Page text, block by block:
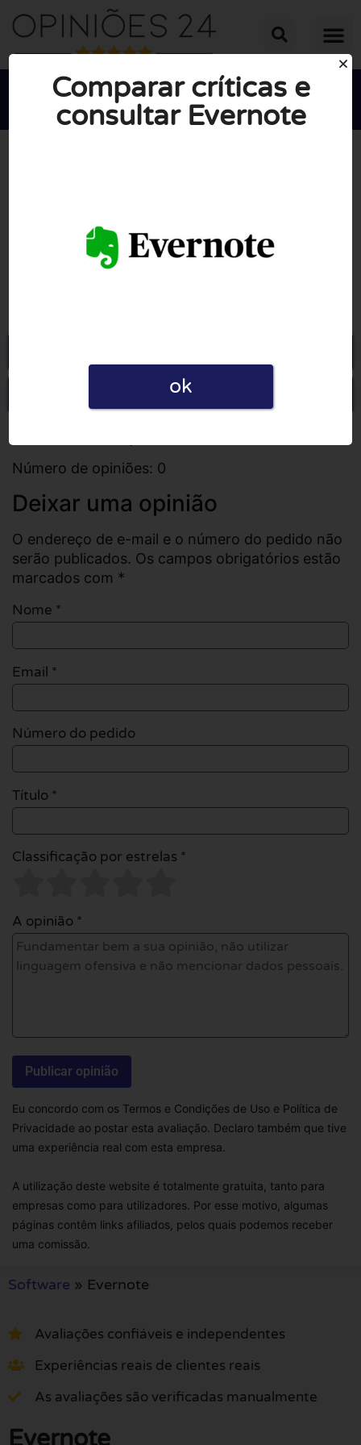
 
Escrever uma opinião
Número de opiniões: 0
Deixar uma opinião
O endereço de e-mail e o número do pedido não
serão publicados. Os campos obrigatórios estão
marcados com *
Nome *
Email *
Número do pedido
Título *
Classificação por estrelas *
A opinião *
Eu concordo com os Termos e Condições de Uso e Política de
Privacidade ao postar esta avaliação. Declaro também que tive
uma experiência real com esta empresa.
A utilização deste website é totalmente gratuita, tanto para
empresas como para utilizadores. Por esse motivo, algumas
páginas contêm links afiliados, pelos quais podemos receber
uma comissão.
Software » Evernote
Avaliações confiáveis e independentes
Experiências reais de clientes reais
As avaliações são verificadas manualmente
Evernote
Comparar críticas e
consultar Evernote
ok